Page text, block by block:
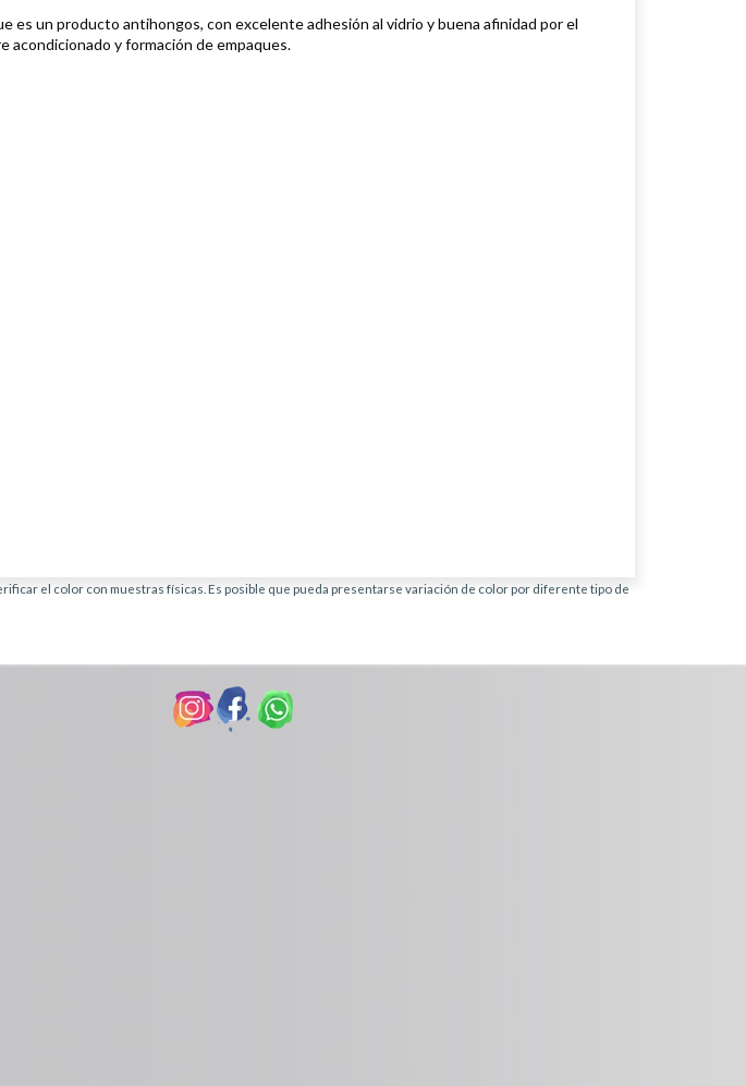
es un producto antihongos, con excelente adhesión al vidrio y buena afinidad por el
acondicionado y formación de empaques.
el color con muestras físicas. Es posible que pueda presentarse variación de color por diferente tipo de